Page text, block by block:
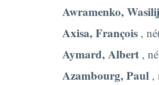
Awramenko, Wasilij
Axisa, François ,
Aymard, Albert ,
Azambourg, Paul ,